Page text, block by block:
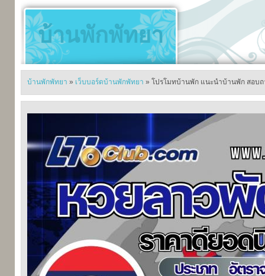
บ้านพักพัทยา
บ้านพักพัทยา » เว็บบอร์ดบ้านพักพัทยา » โปรโมทบ้านพัก แนะนำบ้านพัก สอบถ